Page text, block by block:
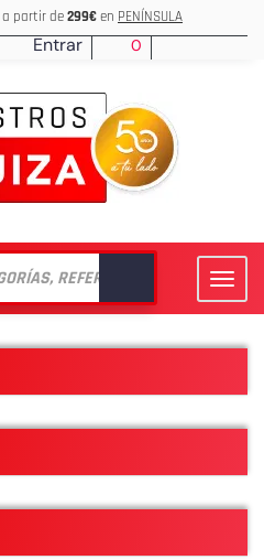
a partir de299€en PENÍNSULA
Entrar 0